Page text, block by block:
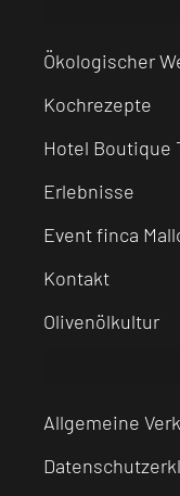
Ökologischer
Kochrezepte
Hotel Boutique
Erlebnisse
Event finca
Kontakt
Olivenölkultur
Allgemeine